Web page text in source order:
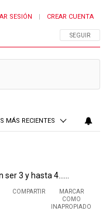
SIGA ESTA
SEGUIR
SESIÓN CREAR CUENTA
MÁS RECIENTES
ser 3 y hasta 4......
COMPARTIR
MARCAR
COMO
INAPROPIADO